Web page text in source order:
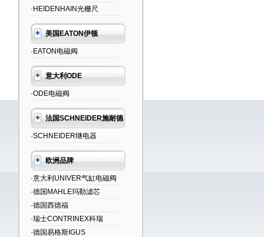
·HEIDENHAIN光栅尺
美国EATON伊顿
·EATON电磁阀
意大利ODE
·ODE电磁阀
法国SCHNEIDER施耐德
·SCHNEIDER继电器
欧洲品牌
·意大利UNIVER气缸电磁阀
·德国MAHLE玛勒滤芯
·德国西德福
·瑞士CONTRINEX科瑞
·德国易格斯IGUS